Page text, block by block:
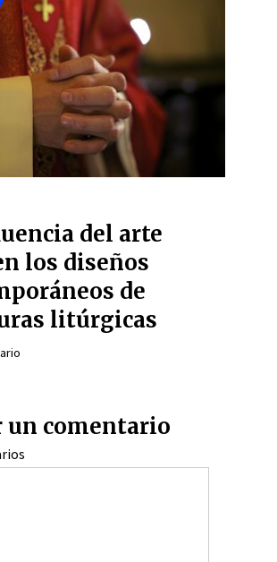
del arte
los diseños
de
litúrgicas
un comentario